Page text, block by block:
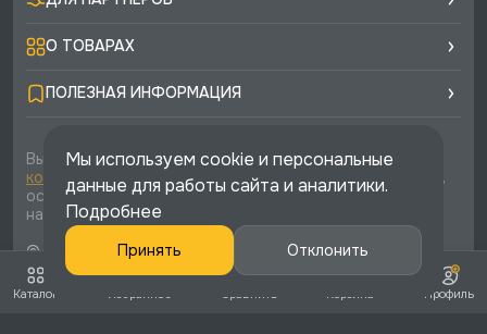
О ТОВАРАХ
ПОЛЕЗНАЯ ИНФОРМАЦИЯ
Вы соглашаетесь с условиямиполитики
конфиденциальностиипубличной офертыкаждый раз,
оставляя свои данные в любой форме обратной связи
на сайте runtec-shop.ru
© 2026 «Runtec», официальный интернет-магазин. Все
права защищены
Каталог Профиль
Мы используем cookie и персональные
данные для работы сайта и аналитики.
Подробнее
Принять Отклонить